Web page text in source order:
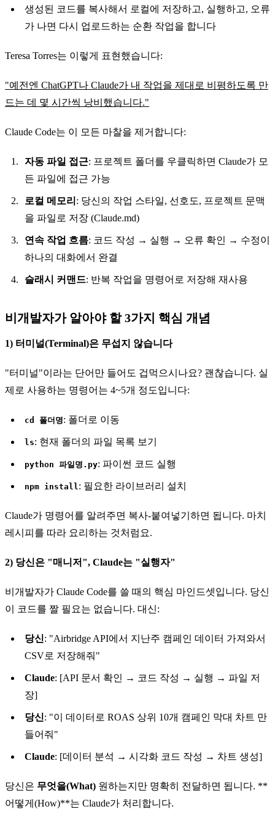
생성된 코드를 복사해서 로컬에 저장하고, 실행하고, 오류
가 나면 다시 업로드하는 순환 작업을 합니다
Teresa Torres는 이렇게 표현했습니다:
"예전엔 ChatGPT나 Claude가 내 작업을 제대로 비평하도록 만
드는 데 몇 시간씩 낭비했습니다."
Claude Code는 이 모든 마찰을 제거합니다:
자동 파일 접근: 프로젝트 폴더를 우클릭하면 Claude가 모
든 파일에 접근 가능
로컬 메모리 : 당신의 작업 스타일, 선호도, 프로젝트 문맥
을 파일로 저장 (Claude.md)
연속 작업 흐름: 코드 작성 → 실행 → 오류 확인 → 수정이
하나의 대화에서 완결
슬래시 커맨드: 반복 작업을 명령어로 저장해 재사용
비개발자가 알아야 할 3가지 핵심 개념
1) 터미널(Terminal)은 무섭지 않습니다
"터미널"이라는 단어만 들어도 겁먹으시나요? 괜찮습니다. 실
제로 사용하는 명령어는 4~5개 정도입니다:
cd 폴더명: 폴더로 이동
ls: 현재 폴더의 파일 목록 보기
python 파일명.py: 파이썬 코드 실행
npm install : 필요한 라이브러리 설치
Claude가 명령어를 알려주면 복사-붙여넣기하면 됩니다. 마치
레시피를 따라 요리하는 것처럼요.
2) 당신은 "매니저", Claude는 "실행자"
비개발자가 Claude Code를 쓸 때의 핵심 마인드셋입니다. 당신
이 코드를 짤 필요는 없습니다. 대신:
당신: "Airbridge API에서 지난주 캠페인 데이터 가져와서
CSV로 저장해줘"
Claude: [API 문서 확인 → 코드 작성 → 실행 → 파일 저
장]
당신: "이 데이터로 ROAS 상위 10개 캠페인 막대 차트 만
들어줘"
Claude: [데이터 분석 → 시각화 코드 작성 → 차트 생성]
당신은 무엇을(What) 원하는지만 명확히 전달하면 됩니다. **
어떻게(How)**는 Claude가 처리합니다.